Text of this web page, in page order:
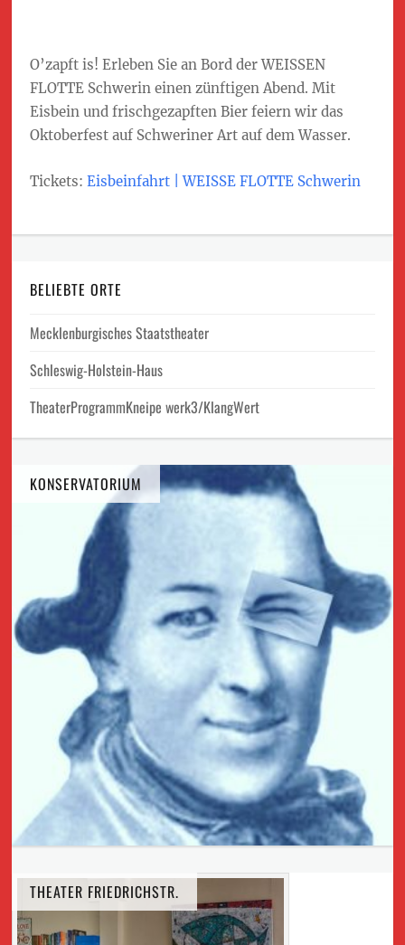
O’zapft is! Erleben Sie an Bord der WEISSEN
FLOTTE Schwerin einen zünftigen Abend. Mit
Eisbein und frischgezapften Bier feiern wir das
Oktoberfest auf Schweriner Art auf dem Wasser.
Tickets:Eisbeinfahrt | WEISSE FLOTTE Schwerin
BELIEBTE ORTE
Mecklenburgisches Staatstheater
Schleswig-Holstein-Haus
TheaterProgrammKneipe werk3/KlangWert
KONSERVATORIUM
THEATER FRIEDRICHSTR.